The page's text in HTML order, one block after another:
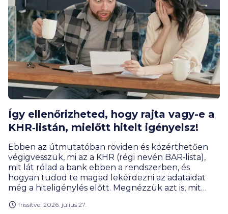
Így ellenőrizheted, hogy rajta vagy-e a
KHR‑listán, mielőtt hitelt igényelsz!
Ebben az útmutatóban röviden és közérthetően
végigvesszük, mi az a KHR (régi nevén BAR‑lista),
mit lát rólad a bank ebben a rendszerben, és
hogyan tudod te magad lekérdezni az adataidat
még a hiteligénylés előtt. Megnézzük azt is, mit
hitelre, és milyen típusú szolgáltatók jöhetnek
frissítve: 2026. július 27.